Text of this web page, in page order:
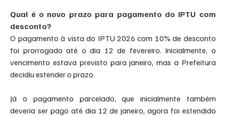
Qual é o novo prazo para pagamento do IPTU com
desconto?
O pagamento à vista do IPTU 2026 com 10% de desconto
foi prorrogado até o dia 12 de fevereiro. Inicialmente, o
vencimento estava previsto para janeiro, mas a Prefeitura
decidiu estender o prazo.
Já o pagamento parcelado, que inicialmente também
deveria ser pago até dia 12 de janeiro, agora foi estendido